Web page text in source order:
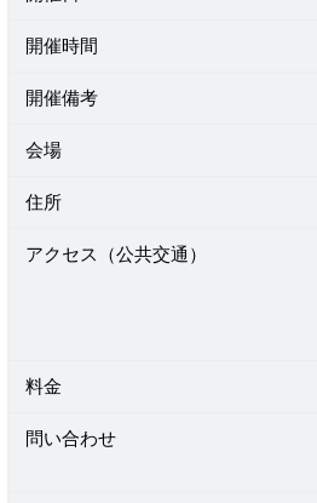
開催時間
開催備考
会場
住所
アクセス（公共交通）
料金
問い合わせ